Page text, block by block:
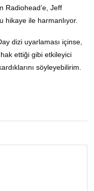
Radiohead’e, Jeff
hikaye ile harmanlıyor.
dizi uyarlaması içinse,
hak ettiği gibi etkileyici
söyleyebilirim.